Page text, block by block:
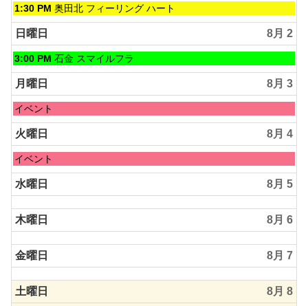
土
曜
日,
8
月
2026
1:30 PM 奥田北 フィーリング ハート
日曜日 8月 2
日
曜
日,
8
月
2026
3:00 PM 石金 スマイルフラ
月曜日 8月 3
月
曜
日,
8
月
2026
イベント
火曜日 8月 4
火
曜
日,
8
月
4th
2026
イベント
水曜日 8月 5
木曜日 8月 6
金曜日 8月 7
土曜日 8月 8